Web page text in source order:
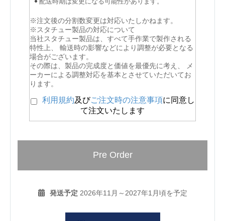
※注文後の分割数変更は対応いたしかねます。
※スタチュー製品の対応について
当社スタチュー製品は、すべて手作業で製作される
特性上、 輸送時の影響などにより調整が必要となる
場合がございます。
その際は、製品の完成度と価値を最優先に考え、 メ
ーカーによる調整対応を基本とさせていただいてお
ります。
利用規約及びご注文時の注意事項に同意し
て注文いたします
Pre Order
発送予定 2026年11月～2027年1月頃を予定